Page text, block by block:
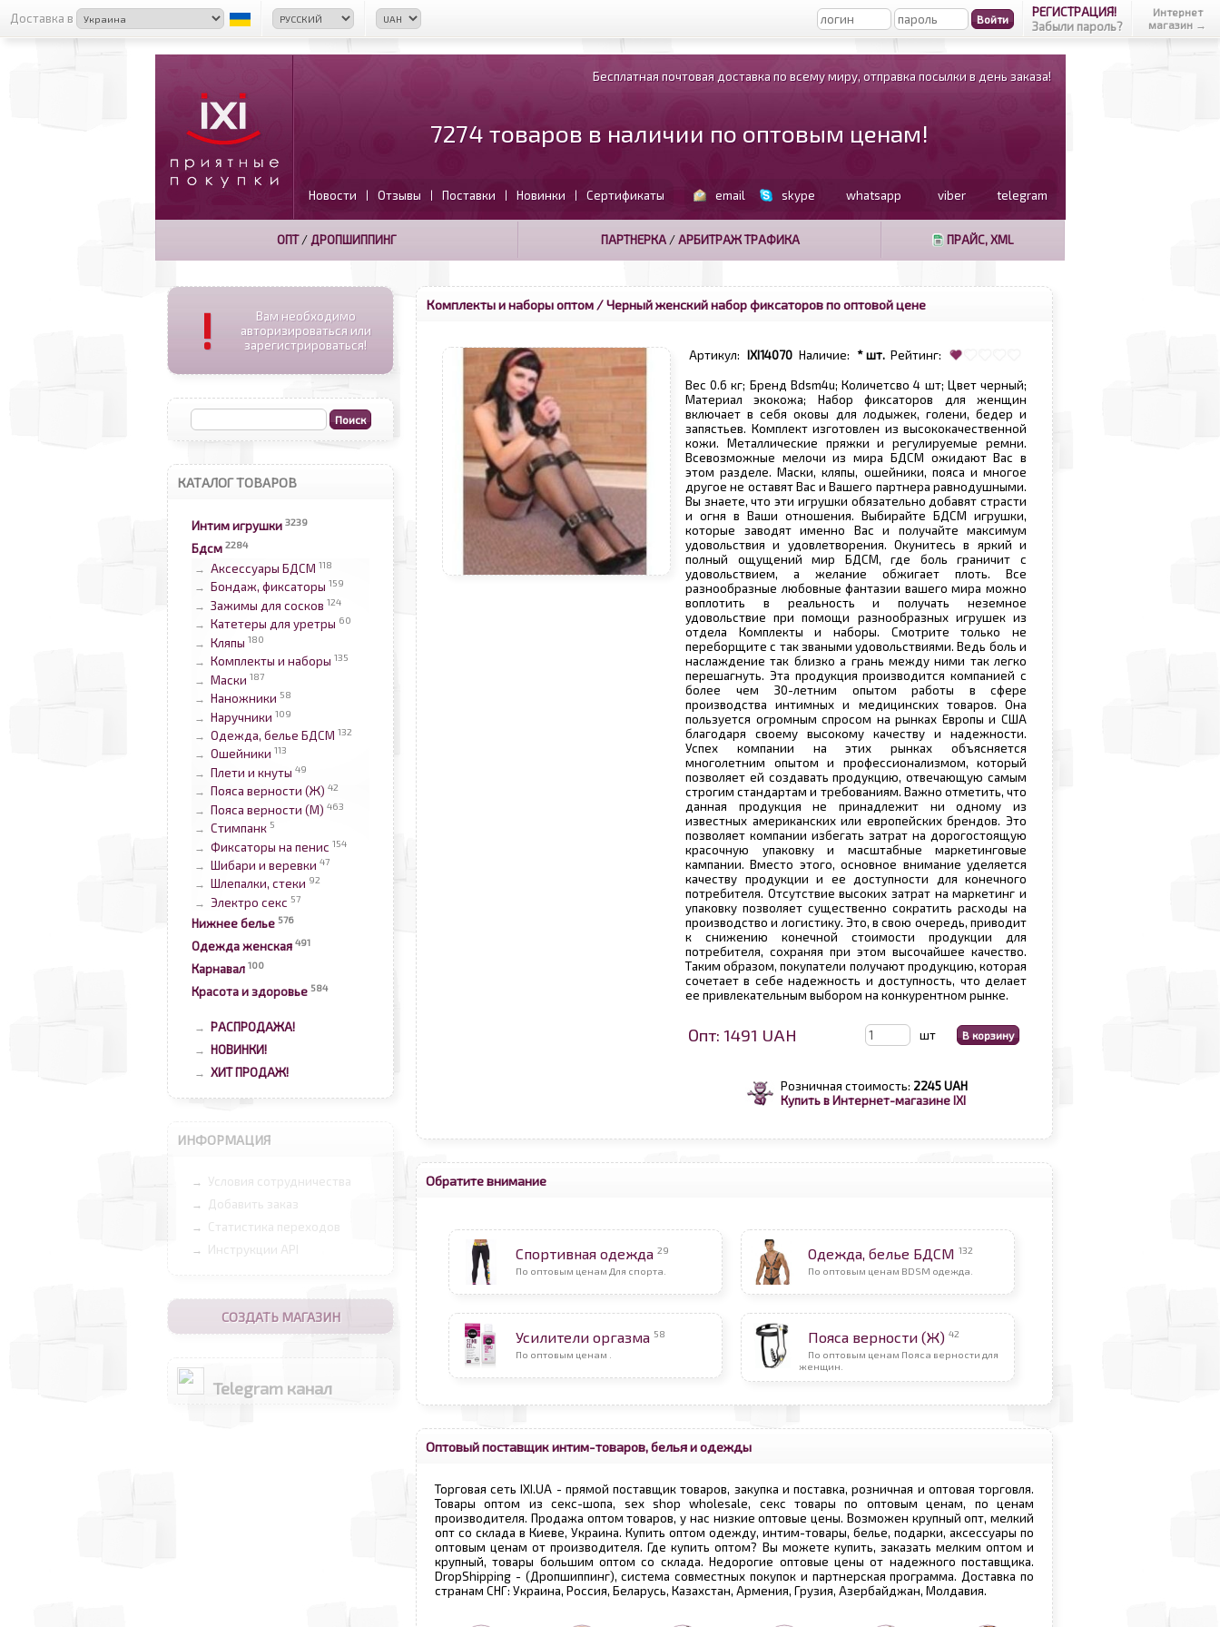
Доставка в
РЕГИСТРАЦИЯ!
Забыли пароль?
Интернет
магазин →
Бесплатная почтовая доставка по всему миру, отправка посылки в день заказа!
7274 товаров в наличии по оптовым ценам!
Новости | Отзывы | Поставки | Новинки | Сертификаты email skype whatsapp viber telegram
ОПТ/ ДРОПШИППИНГ ПАРТНЕРКА/АРБИТРАЖ ТРАФИКА ПРАЙС, XML
!
Вам необходимо
авторизироваться или
зарегистрироваться!
КАТАЛОГ ТОВАРОВ
Интим игрушки 3239
Бдсм 2284
→ Аксессуары БДСМ 118
→ Бондаж, фиксаторы 159
→ Зажимы для сосков 124
→ Катетеры для уретры 60
→ Кляпы 180
→ Комплекты и наборы 135
→ Маски 187
→ Наножники 58
→ Наручники 109
→ Одежда, белье БДСМ 132
→ Ошейники 113
→ Плети и кнуты 49
→ Пояса верности (Ж) 42
→ Пояса верности (М) 463
→ Стимпанк 5
→ Фиксаторы на пенис 154
→ Шибари и веревки 47
→ Шлепалки, стеки 92
→ Электро секс 57
Нижнее белье 576
Одежда женская 491
Карнавал 100
Красота и здоровье 584
→ РАСПРОДАЖА!
→ НОВИНКИ!
→ ХИТ ПРОДАЖ!
ИНФОРМАЦИЯ
→ Условия сотрудничества
→ Добавить заказ
→ Статистика переходов
→ Инструкции API
СОЗДАТЬ МАГАЗИН
Telegram канал
Комплекты и наборы оптом / Черный женский набор фиксаторов по оптовой цене
Артикул: IXI14070 Наличие: * шт. Рейтинг:
Вес 0.6 кг; Бренд Bdsm4u; Количетсво 4 шт; Цвет черный;
Материал экокожа; Набор фиксаторов для женщин
включает в себя оковы для лодыжек, голени, бедер и
запястьев. Комплект изготовлен из высококачественной
кожи. Металлические пряжки и регулируемые ремни.
Всевозможные мелочи из мира БДСМ ожидают Вас в
этом разделе. Маски, кляпы, ошейники, пояса и многое
другое не оставят Вас и Вашего партнера равнодушными.
Вы знаете, что эти игрушки обязательно добавят страсти
и огня в Ваши отношения. Выбирайте БДСМ игрушки,
которые заводят именно Вас и получайте максимум
удовольствия и удовлетворения. Окунитесь в яркий и
полный ощущений мир БДСМ, где боль граничит с
удовольствием, а желание обжигает плоть. Все
разнообразные любовные фантазии вашего мира можно
воплотить в реальность и получать неземное
удовольствие при помощи разнообразных игрушек из
отдела Комплекты и наборы. Смотрите только не
переборщите с так зваными удовольствиями. Ведь боль и
наслаждение так близко а грань между ними так легко
перешагнуть. Эта продукция производится компанией с
более чем 30-летним опытом работы в сфере
производства интимных и медицинских товаров. Она
пользуется огромным спросом на рынках Европы и США
благодаря своему высокому качеству и надежности.
Успех компании на этих рынках объясняется
многолетним опытом и профессионализмом, который
позволяет ей создавать продукцию, отвечающую самым
строгим стандартам и требованиям. Важно отметить, что
данная продукция не принадлежит ни одному из
известных американских или европейских брендов. Это
позволяет компании избегать затрат на дорогостоящую
красочную упаковку и масштабные маркетинговые
кампании. Вместо этого, основное внимание уделяется
качеству продукции и ее доступности для конечного
потребителя. Отсутствие высоких затрат на маркетинг и
упаковку позволяет существенно сократить расходы на
производство и логистику. Это, в свою очередь, приводит
к снижению конечной стоимости продукции для
потребителя, сохраняя при этом высочайшее качество.
Таким образом, покупатели получают продукцию, которая
сочетает в себе надежность и доступность, что делает
ее привлекательным выбором на конкурентном рынке.
Опт: 1491 UAH шт
Розничная стоимость: 2245 UAH
Купить в Интернет-магазине IXI
Обратите внимание
Спортивная одежда 29
По оптовым ценам Для спорта.
Одежда, белье БДСМ 132
По оптовым ценам BDSM одежда.
Усилители оргазма 58
По оптовым ценам .
Пояса верности (Ж) 42
По оптовым ценам Пояса верности для
женщин.
Оптовый поставщик интим-товаров, белья и одежды
Торговая сеть IXI.UA - прямой поставщик товаров, закупка и поставка, розничная и оптовая торговля.
Товары оптом из секс-шопа, sex shop wholesale, секс товары по оптовым ценам, по ценам
производителя. Продажа оптом товаров, у нас низкие оптовые цены. Возможен крупный опт, мелкий
опт со склада в Киеве, Украина. Купить оптом одежду, интим-товары, белье, подарки, аксессуары по
оптовым ценам от производителя. Где купить оптом? Вы можете купить, заказать мелким оптом и
крупный, товары большим оптом со склада. Недорогие оптовые цены от надежного поставщика.
DropShipping - (Дропшиппинг), система совместных покупок и партнерская программа. Доставка по
странам СНГ: Украина, Россия, Беларусь, Казахстан, Армения, Грузия, Азербайджан, Молдавия.